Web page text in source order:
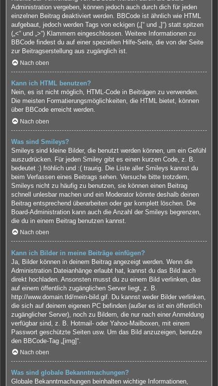
Administration vergeben, können jedoch auch durch dich für jeden
einzelnen Beitrag deaktiviert werden. BBCode ist ähnlich wie HTML
aufgebaut, jedoch werden Tags von eckigen („[“ und „]“) statt spitzen
(„<“ und „>“) Klammern eingeschlossen. Weitere Informationen zu
BBCode findest du auf einer speziellen Hilfe-Seite, die von der Seite
zur Beitragserstellung aus zugänglich ist.
Nach oben
Kann ich HTML benutzen?
Nein, es ist nicht möglich, HTML-Code in Beiträgen zu verwenden.
Die meisten Formatierungsmöglichkeiten, die HTML bietet, können
über BBCode erreicht werden.
Nach oben
Was sind Smileys?
Smileys sind kleine Bilder, die benutzt werden können, um ein Gefühl
auszudrücken. Für jeden Smiley gibt es einen kurzen Code, z. B.
bedeutet :) fröhlich und :( traurig. Die Liste aller Smileys kannst du
beim Verfassen eines Beitrags sehen. Versuche bitte trotzdem,
Smileys nicht zu häufig zu benutzen, sie können einen Beitrag
schnell unlesbar machen und ein Moderator könnte deshalb deinen
Beitrag entsprechend überarbeiten oder gar komplett löschen. Die
Board-Administration kann auch die Anzahl der Smileys begrenzen,
die du in einem Beitrag benutzen kannst.
Nach oben
Kann ich Bilder in meine Beiträge einfügen?
Ja, Bilder können in deinem Beitrag angezeigt werden. Wenn die
Administration Dateianhänge erlaubt hat, kannst du das Bild auch
direkt hochladen. Ansonsten musst du zu einem Bild verlinken, das
auf einem öffentlich zugänglichen Server liegt, z. B.
http://www.domain.tld/mein-bild.gif. Du kannst weder Bilder verlinken,
die sich auf deinem eigenen PC befinden (außer es ist ein öffentlich
zugänglicher Server), noch zu Bildern, die nur nach einer Anmeldung
verfügbar sind, z. B. Hotmail- oder Yahoo-Mailboxen, mit einem
Passwort geschützte Seiten usw. Um das Bild anzuzeigen, benutze
den BBCode-Tag „[img]“.
Nach oben
Was sind globale Bekanntmachungen?
Globale Bekanntmachungen beinhalten wichtige Informationen,